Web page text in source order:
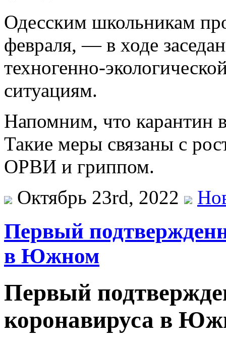
Одесским школьникам
февраля, — в ходе
техногенно-
ситуациям.
Напомним, что карантин
Такие меры связаны с
ОРВИ и гриппом.
Октябрь 23rd, 2022
Первый
в Южном
Первый
коронавируса в